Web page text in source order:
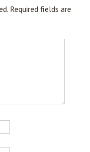
Required fields are